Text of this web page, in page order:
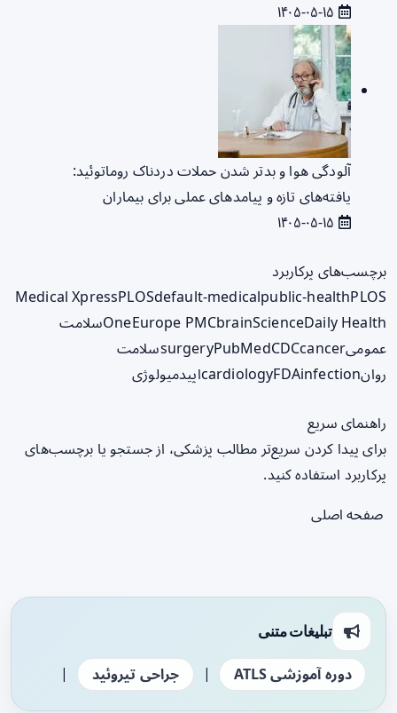
آلودگی هوا و بدتر شدن حملات دردناک روماتوئید:
یافته‌های تازه و پیامدهای عملی برای بیماران
برچسب‌های پرکاربرد
Medical XpressPLOSdefault-medicalpublic-healthPLOS
OneEurope PMCbrainScienceDaily Health
سلامت
عمومی
surgeryPubMedCDCcancer
سلامت
روان
cardiologyFDAinfection اپیدمیولوژی
راهنمای سریع
برای پیدا کردن سریع‌تر مطالب پزشکی، از جستجو یا برچسب‌های
پرکاربرد استفاده کنید.
صفحه اصلی
تبلیغات متنی
دوره آموزشی ATLS | جراحی تیروئید |